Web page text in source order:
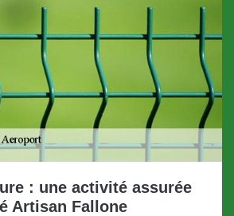
: une activité assurée
Artisan Fallone